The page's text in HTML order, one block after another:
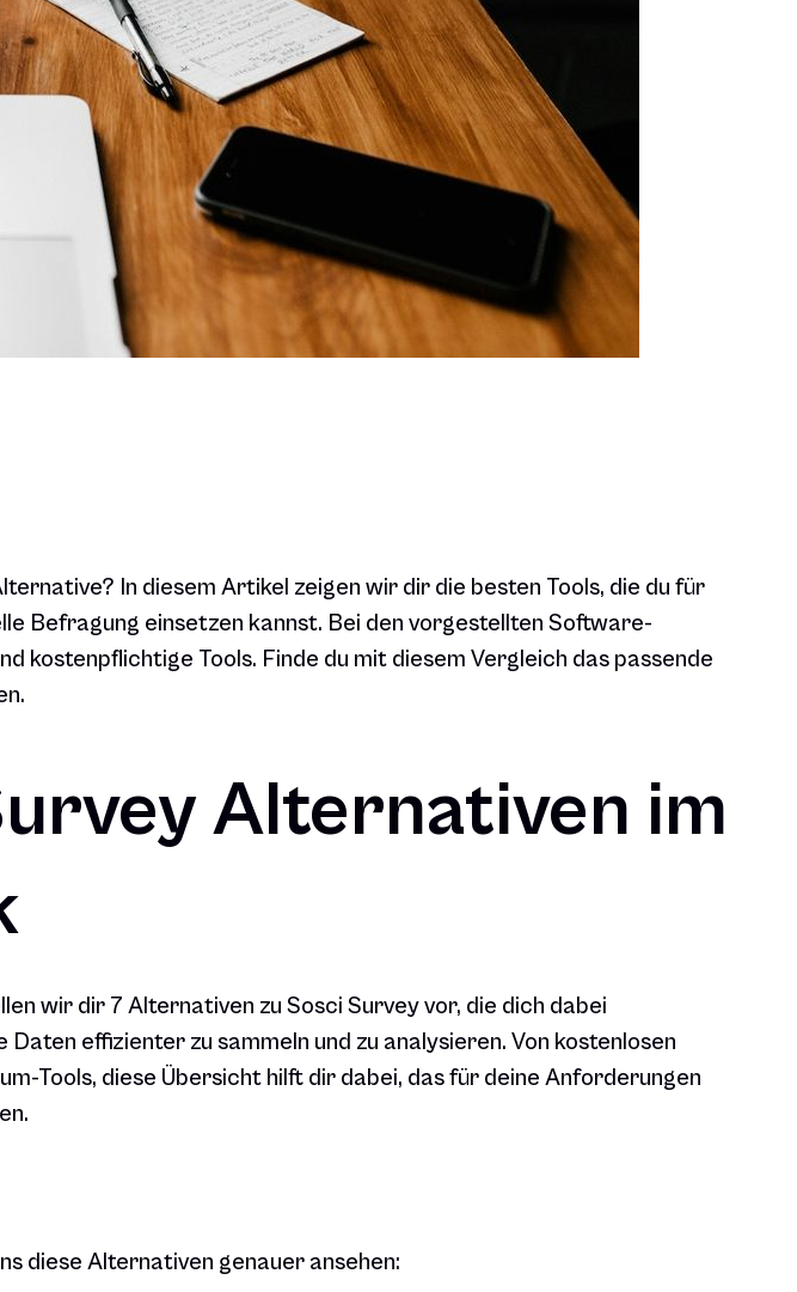
In diesem Artikel zeigen wir dir die besten Tools, die du für
Befragung einsetzen kannst. Bei den vorgestellten Software-
kostenpflichtige Tools. Finde du mit diesem Vergleich das passende
Alternativen im
wir dir 7 Alternativen zu Sosci Survey vor, die dich dabei
effizienter zu sammeln und zu analysieren. Von kostenlosen
Tools, diese Übersicht hilft dir dabei, das für deine Anforderungen
diese Alternativen genauer ansehen: